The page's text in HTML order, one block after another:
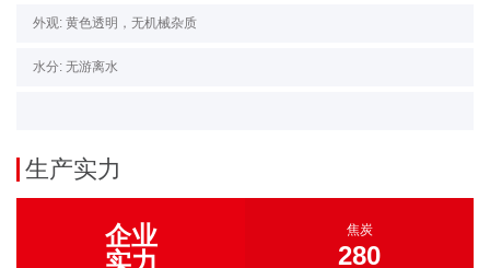
外观: 黄色透明，无机械杂质
水分: 无游离水
生产实力
企业
实力
焦炭
280